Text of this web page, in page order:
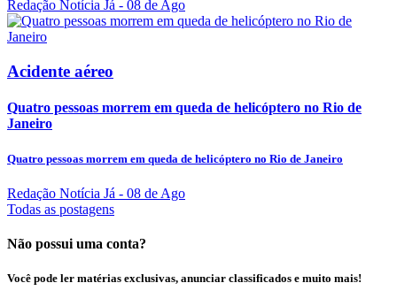
Redação Notícia Já - 08 de Ago
Acidente aéreo
Quatro pessoas morrem em queda de helicóptero no Rio de
Janeiro
Quatro pessoas morrem em queda de helicóptero no Rio de Janeiro
Redação Notícia Já - 08 de Ago
Todas as postagens
Não possui uma conta?
Você pode ler matérias exclusivas, anunciar classificados e muito mais!